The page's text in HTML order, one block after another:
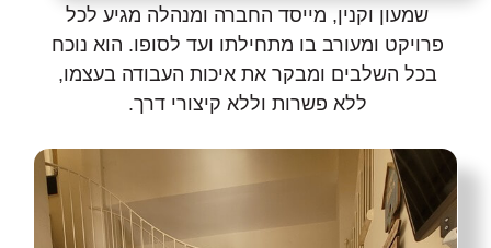
שמעון וקנין, מייסד החברה ומנהלה מגיע לכל
פרויקט ומעורב בו מתחילתו ועד לסופו. הוא נוכח
בכל השלבים ומבקר את איכות העבודה בעצמו,
ללא פשרות וללא קיצורי דרך.